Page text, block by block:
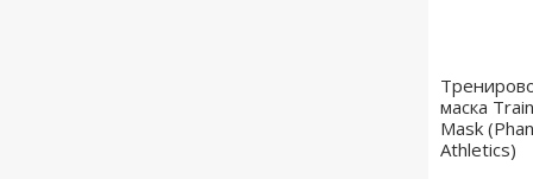
маска
Mask
Athletics)